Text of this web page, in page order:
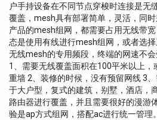
户手持设备在不同节点穿梭时连接是无
覆盖，mesh具有部署简单，灵活，同
产品的mesh组网，都需要占用无线带
态是使用有线进行mesh组网，或者选
无线mesh的专用频段，终端的网速不
1、需要无线覆盖面积在100平米以上
重墙 2、装修的时候，没有预留网线 3
于大户型，复式的建筑，别墅，酒店，
路由器进行覆盖，并且需要很好的漫游
验是ap方式组网，搭配ac进行统一管理